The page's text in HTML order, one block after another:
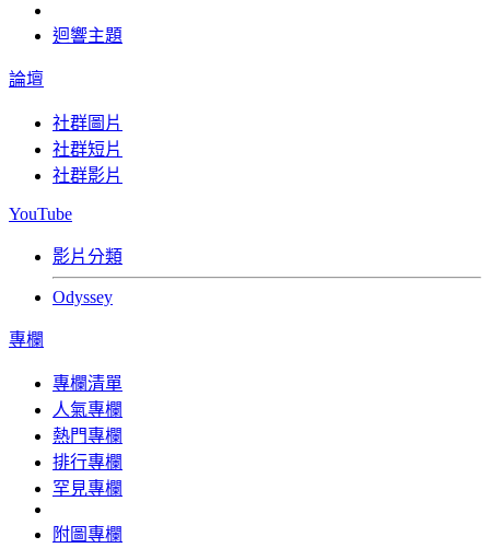
迴響主題
論壇
社群圖片
社群短片
社群影片
YouTube
影片分類
Odyssey
專欄
專欄清單
人氣專欄
熱門專欄
排行專欄
罕見專欄
附圖專欄